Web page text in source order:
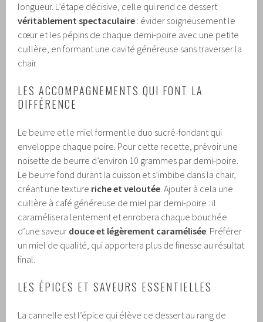
longueur. L’étape décisive, celle qui rend ce dessert
véritablement spectaculaire : évider soigneusement le
cœur et les pépins de chaque demi-poire avec une petite
cuillère, en formant une cavité généreuse sans traverser la
chair.
LES ACCOMPAGNEMENTS QUI FONT LA
DIFFÉRENCE
Le beurre et le miel forment le duo sucré-fondant qui
enveloppe chaque poire. Pour cette recette, prévoir une
noisette de beurre d’environ 10 grammes par demi-poire.
Le beurre fond durant la cuisson et s’imbibe dans la chair,
créant une texture riche et veloutée. Ajouter à cela une
cuillère à café généreuse de miel par demi-poire : il
caramélisera lentement et enrobera chaque bouchée
d’une saveur douce et légèrement caramélisée. Préférer
un miel de qualité, qui apportera plus de finesse au résultat
final.
LES ÉPICES ET SAVEURS ESSENTIELLES
La cannelle est l’épice qui élève ce dessert au rang de